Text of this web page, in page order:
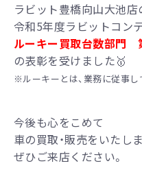
ラビット豊橋向山大池
令和5年度ラビットコン
ルーキー買取台数部門
の表彰を受けました🥇
※ルーキーとは、業務に従事
今後も心をこめて
車の買取・販売をいたしま
ぜひご来店ください。